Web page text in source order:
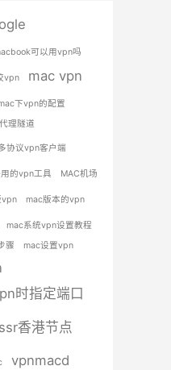
可以用vpn吗
vpn mac vpn
下vpn的配置
理隧道
协议vpn客户端
的vpn工具 MAC机场
vpn mac版本的vpn
mac系统vpn设置教程
骤 mac设置vpn
时指定端口
ssr香港节点
vpnmacd